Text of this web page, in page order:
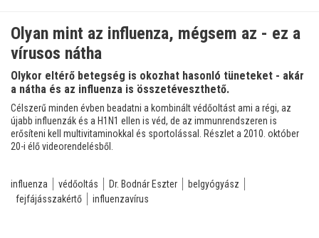
Olyan mint az influenza, mégsem az - ez a
vírusos nátha
Olykor eltérő betegség is okozhat hasonló tüneteket - akár
a nátha és az influenza is összetéveszthető.
Célszerű minden évben beadatni a kombinált védőoltást ami a régi, az
újabb influenzák és a H1N1 ellen is véd, de az immunrendszeren is
erősíteni kell multivitaminokkal és sportolással. Részlet a 2010. október
20-i élő videorendelésből.
influenza védőoltás Dr. Bodnár Eszter
belgyógyász
fejfájásszakértő
influenzavírus